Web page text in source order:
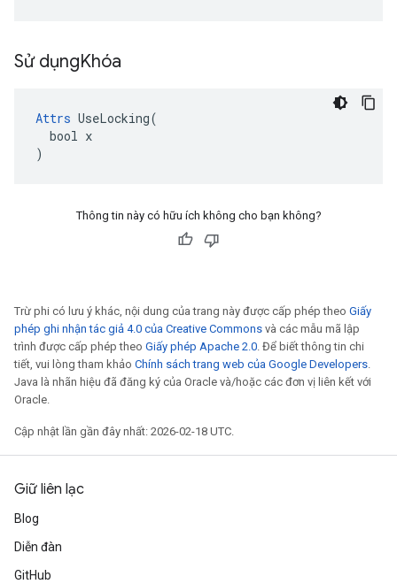
Sử dụngKhóa
Attrs UseLocking(
  bool x
)
Thông tin này có hữu ích không cho bạn không?
Trừ phi có lưu ý khác, nội dung của trang này được cấp phép theo Giấy
phép ghi nhận tác giả 4.0 của Creative Commons và các mẫu mã lập
trình được cấp phép theo Giấy phép Apache 2.0. Để biết thông tin chi
tiết, vui lòng tham khảo Chính sách trang web của Google Developers.
Java là nhãn hiệu đã đăng ký của Oracle và/hoặc các đơn vị liên kết với
Oracle.
Cập nhật lần gần đây nhất: 2026-02-18 UTC.
Giữ liên lạc
Blog
Diễn đàn
GitHub